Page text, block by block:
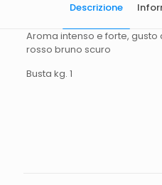
Descrizione
Aroma intenso e forte,
rosso bruno scuro
Busta kg. 1